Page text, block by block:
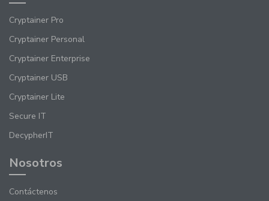
Cryptainer Pro
Cryptainer Personal
Cryptainer Enterprise
Cryptainer USB
Cryptainer Lite
Secure IT
DecypherIT
Nosotros
Contáctenos